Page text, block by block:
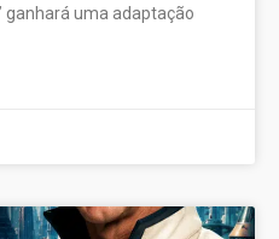
ganhará uma adaptação